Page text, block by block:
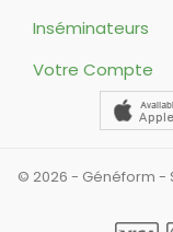
Inséminateurs
Votre Compte
© 2026 - Généform -